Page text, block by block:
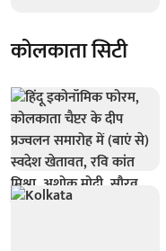
कोलकाता सिटी